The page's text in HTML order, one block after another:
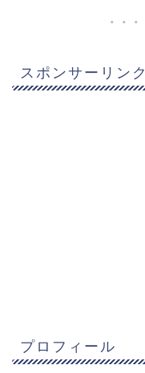
スポンサーリンク
プロフィール